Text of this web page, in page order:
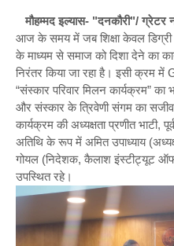
मौहम्मद इल्यास- "दनकौरी"/ ग्रेटर
आज के समय में जब शिक्षा केवल डिग्री
के माध्यम से समाज को दिशा देने का
निरंतर किया जा रहा है। इसी क्रम में
“संस्कार परिवार मिलन कार्यक्रम”
और संस्कार के त्रिवेणी संगम का सजीव
कार्यक्रम की अध्यक्षता प्रणीत भाटी,
अतिथि के रूप में अमित उपाध्याय
गोयल (निदेशक, कैलाश इंस्टीट्यूट
उपस्थित रहे।